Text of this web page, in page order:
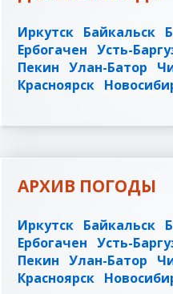
Иркутск Байкальск
Ербогачен Усть-
Пекин Улан-Батор
Красноярск
АРХИВ ПОГОДЫ
Иркутск Байкальск
Ербогачен Усть-
Пекин Улан-Батор
Красноярск